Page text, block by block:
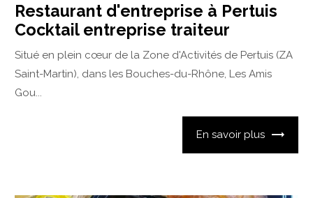
Restaurant d'entreprise à Pertuis
Cocktail entreprise traiteur
Situé en plein cœur de la Zone d'Activités de Pertuis (ZA
Saint-Martin), dans les Bouches-du-Rhône, Les Amis
Gou...
En savoir plus